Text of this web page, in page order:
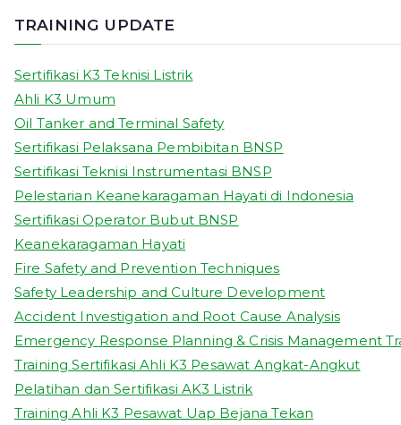
TRAINING UPDATE
Sertifikasi K3 Teknisi Listrik
Ahli K3 Umum
Oil Tanker and Terminal Safety
Sertifikasi Pelaksana Pembibitan BNSP
Sertifikasi Teknisi Instrumentasi BNSP
Pelestarian Keanekaragaman Hayati di Indonesia
Sertifikasi Operator Bubut BNSP
Keanekaragaman Hayati
Fire Safety and Prevention Techniques
Safety Leadership and Culture Development
Accident Investigation and Root Cause Analysis
Emergency Response Planning & Crisis Management
Training Sertifikasi Ahli K3 Pesawat Angkat-Angkut
Pelatihan dan Sertifikasi AK3 Listrik
Training Ahli K3 Pesawat Uap Bejana Tekan